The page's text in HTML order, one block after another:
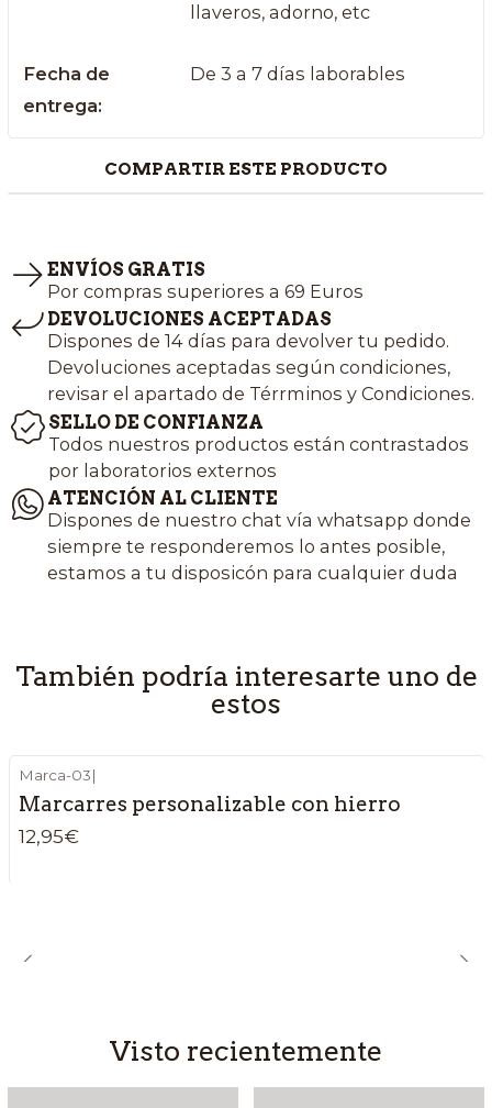
llaveros, adorno, etc
Fecha de
entrega:
De 3 a 7 días laborables
COMPARTIR ESTE PRODUCTO
ENVÍOS GRATIS
Por compras superiores a 69 Euros
DEVOLUCIONES ACEPTADAS
Dispones de 14 días para devolver tu pedido.
Devoluciones aceptadas según condiciones,
revisar el apartado de Térrminos y Condiciones.
SELLO DE CONFIANZA
Todos nuestros productos están contrastados
por laboratorios externos
ATENCIÓN AL CLIENTE
Dispones de nuestro chat vía whatsapp donde
siempre te responderemos lo antes posible,
estamos a tu disposicón para cualquier duda
También podría interesarte uno de
estos
Marca-03|
Marcarres personalizable con hierro
12,95€
Visto recientemente